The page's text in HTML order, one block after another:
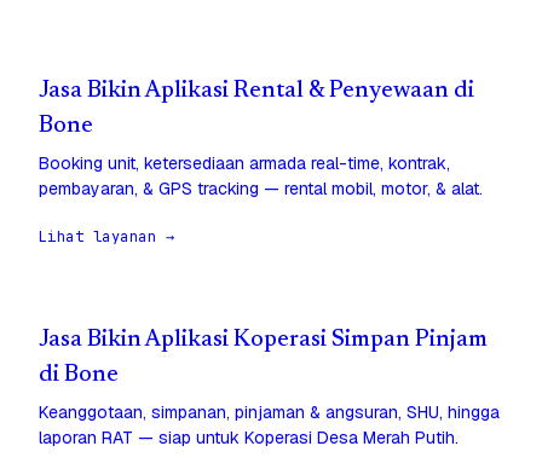
Jasa Bikin Aplikasi Rental & Penyewaan di
Bone
Booking unit, ketersediaan armada real-time, kontrak,
pembayaran, & GPS tracking — rental mobil, motor, & alat.
Lihat layanan →
Jasa Bikin Aplikasi Koperasi Simpan Pinjam
di Bone
Keanggotaan, simpanan, pinjaman & angsuran, SHU, hingga
laporan RAT — siap untuk Koperasi Desa Merah Putih.